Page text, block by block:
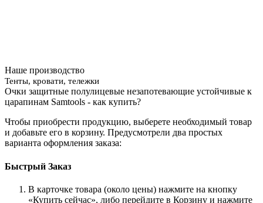
Наше производство
Тенты, кровати, тележки
Очки защитные полулицевые незапотевающие устойчивые к
царапинам Samtools - как купить?
Чтобы приобрести продукцию, выберете необходимый товар
и добавьте его в корзину. Предусмотрели два простых
варианта оформления заказа:
Быстрый Заказ
В карточке товара (около цены) нажмите на кнопку
«Купить сейчас», либо перейдите в Корзину и нажмите